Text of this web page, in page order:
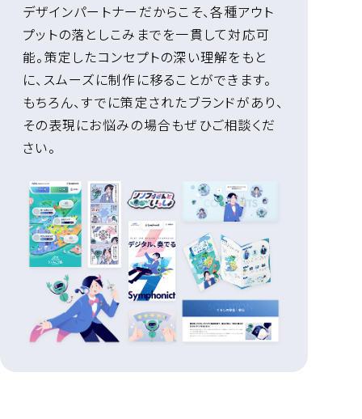
デザインパートナーだからこそ、各種アウト
プットの落としこみまでを一貫して対応可
能。策定したコンセプトの深い理解をもと
に、スムーズに制作に移ることができます。
もちろん、すでに策定されたブランドがあり、
その表現にお悩みの場合もぜひご相談くだ
さい。